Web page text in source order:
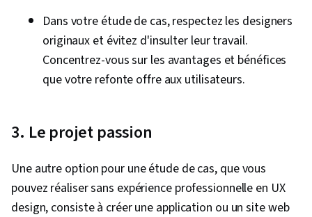
Dans votre étude de cas, respectez les designers
originaux et évitez d'insulter leur travail.
Concentrez-vous sur les avantages et bénéfices
que votre refonte offre aux utilisateurs.
3. Le projet passion
Une autre option pour une étude de cas, que vous
pouvez réaliser sans expérience professionnelle en UX
design, consiste à créer une application ou un site web